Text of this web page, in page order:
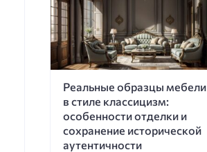
Реальные образцы мебели
в стиле классицизм:
особенности отделки и
сохранение исторической
аутентичности